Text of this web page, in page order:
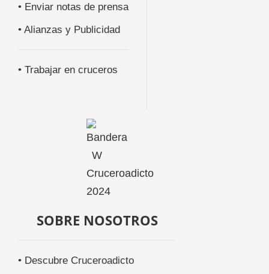
• Enviar notas de prensa
• Alianzas y Publicidad
• Trabajar en cruceros
SOBRE NOSOTROS
• Descubre Cruceroadicto